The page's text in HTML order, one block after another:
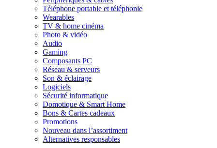
Téléphone portable et téléphonie
Wearables
TV & home cinéma
Photo & vidéo
Audio
Gaming
Composants PC
Réseau & serveurs
Son & éclairage
Logiciels
Sécurité informatique
Domotique & Smart Home
Bons & Cartes cadeaux
Promotions
Nouveau dans l’assortiment
Alternatives responsables